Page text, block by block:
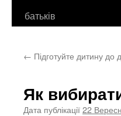
батьків
← Підготуйте дитину до
Як
Дата публікації22